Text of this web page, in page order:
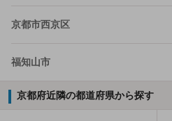
京都市西京区
福知山市
京都府近隣の都道府県から探す